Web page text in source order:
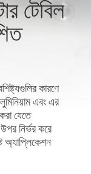
টেবিল
কারণে
এবং এর
যেতে
নির্ভর করে
অ্যাপ্লিকেশন